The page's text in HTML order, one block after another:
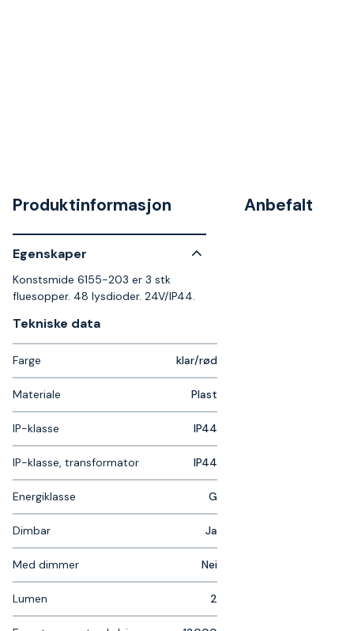
Produktinformasjon
Egenskaper
Konstsmide 6155-203 er 3 stk
fluesopper. 48 lysdioder. 24V/IP44.
Tekniske data​
Farge klar/rød
Materiale Plast
IP-klasse IP44
IP-klasse, transformator IP44
Energiklasse G
Dimbar Ja
Med dimmer Nei
Lumen 2
Anbefalt